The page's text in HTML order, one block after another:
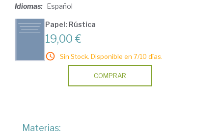
Idiomas: Español
Papel: Rústica
19,00 €
Sin Stock. Disponible en 7/10 días.
COMPRAR
Materias: